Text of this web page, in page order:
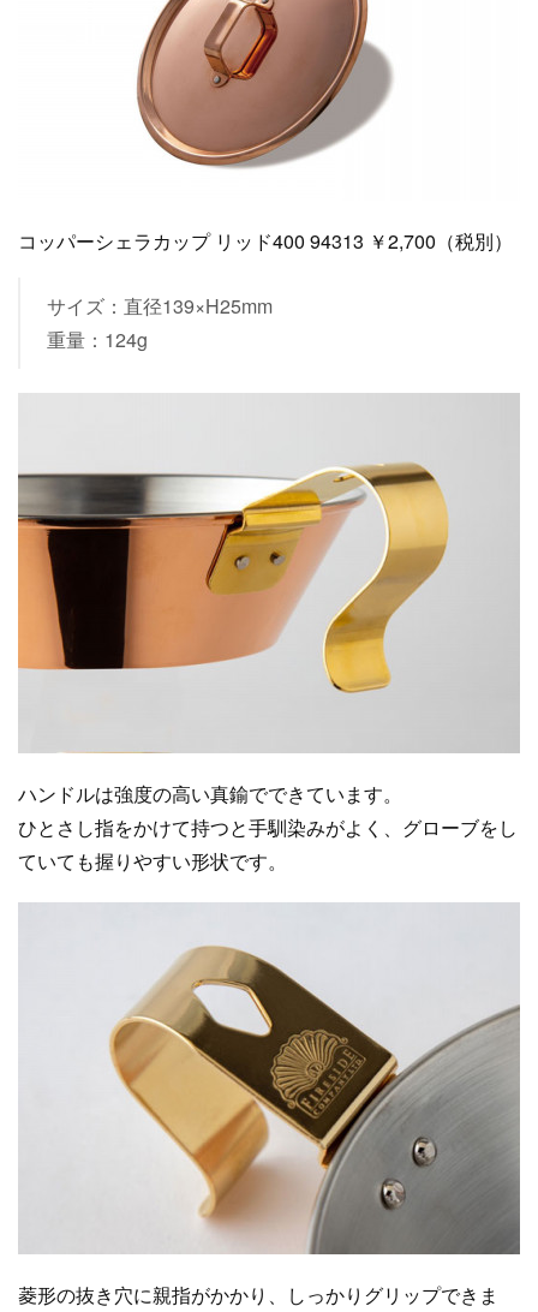
コッパーシェラカップ リッド400 94313 ￥2,700（税別）
サイズ：直径139×H25mm
重量：124g
ハンドルは強度の高い真鍮でできています。
ひとさし指をかけて持つと手馴染みがよく、グローブをし
ていても握りやすい形状です。
菱形の抜き穴に親指がかかり、しっかりグリップできま